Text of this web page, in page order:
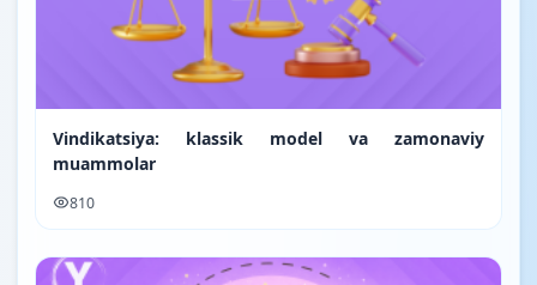
Vindikatsiya: klassik model va zamonaviy
muammolar
810